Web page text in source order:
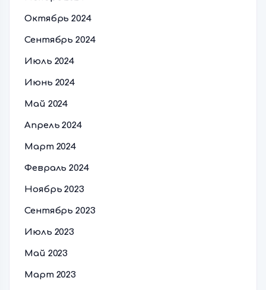
Октябрь 2024
Сентябрь 2024
Июль 2024
Июнь 2024
Май 2024
Апрель 2024
Март 2024
Февраль 2024
Ноябрь 2023
Сентябрь 2023
Июль 2023
Май 2023
Март 2023